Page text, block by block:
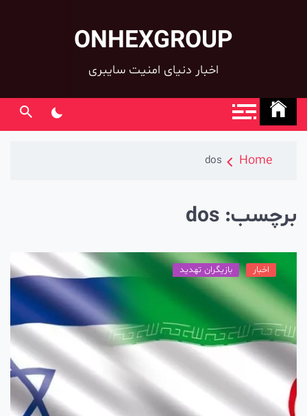
ONHEXGROUP
اخبار دنیای امنیت سایبری
Home
dos
dos
بازیگران تهدید